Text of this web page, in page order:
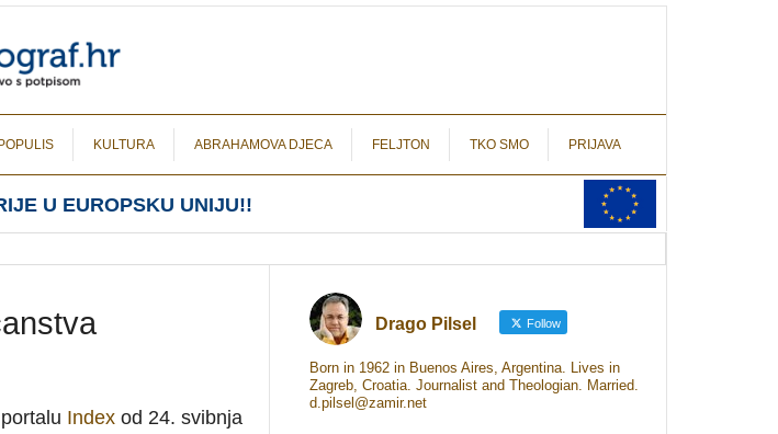
KULTURA ABRAHAMOVA DJECA FELJTON TKO SMO PRIJAVA
U EUROPSKU UNIJU!!
Index od 24. svibnja
Drago Pilsel Follow
Born in 1962 in Buenos Aires, Argentina. Lives in
Zagreb, Croatia. Journalist and Theologian. Married.
d.pilsel@zamir.net